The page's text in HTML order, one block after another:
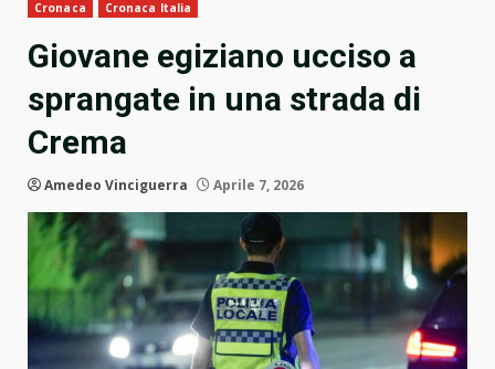
Cronaca Cronaca Italia
Giovane egiziano ucciso a
sprangate in una strada di
Crema
Amedeo Vinciguerra Aprile 7, 2026